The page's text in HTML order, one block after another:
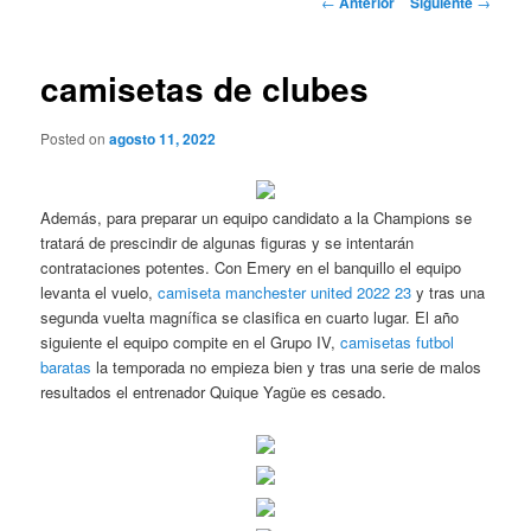
camisetas de clubes
Posted onagosto 11, 2022
Además, para preparar un equipo candidato a la Champions se
tratará de prescindir de algunas figuras y se intentarán
contrataciones potentes. Con Emery en el banquillo el equipo
levanta el vuelo,camiseta manchester united 2022 23 y tras una
segunda vuelta magnífica se clasifica en cuarto lugar. El año
siguiente el equipo compite en el Grupo IV,camisetas futbol
baratas la temporada no empieza bien y tras una serie de malos
resultados el entrenador Quique Yagüe es cesado.